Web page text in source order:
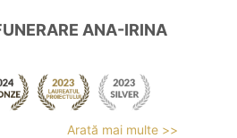
ANA-IRINA
Arată mai multe >>